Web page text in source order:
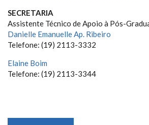
SECRETARIA
Assistente Técnico de Apoio à Pós-
Danielle Emanuelle Ap. Ribeiro
Telefone: (19) 2113-3332
Elaine Boim
Telefone: (19) 2113-3344